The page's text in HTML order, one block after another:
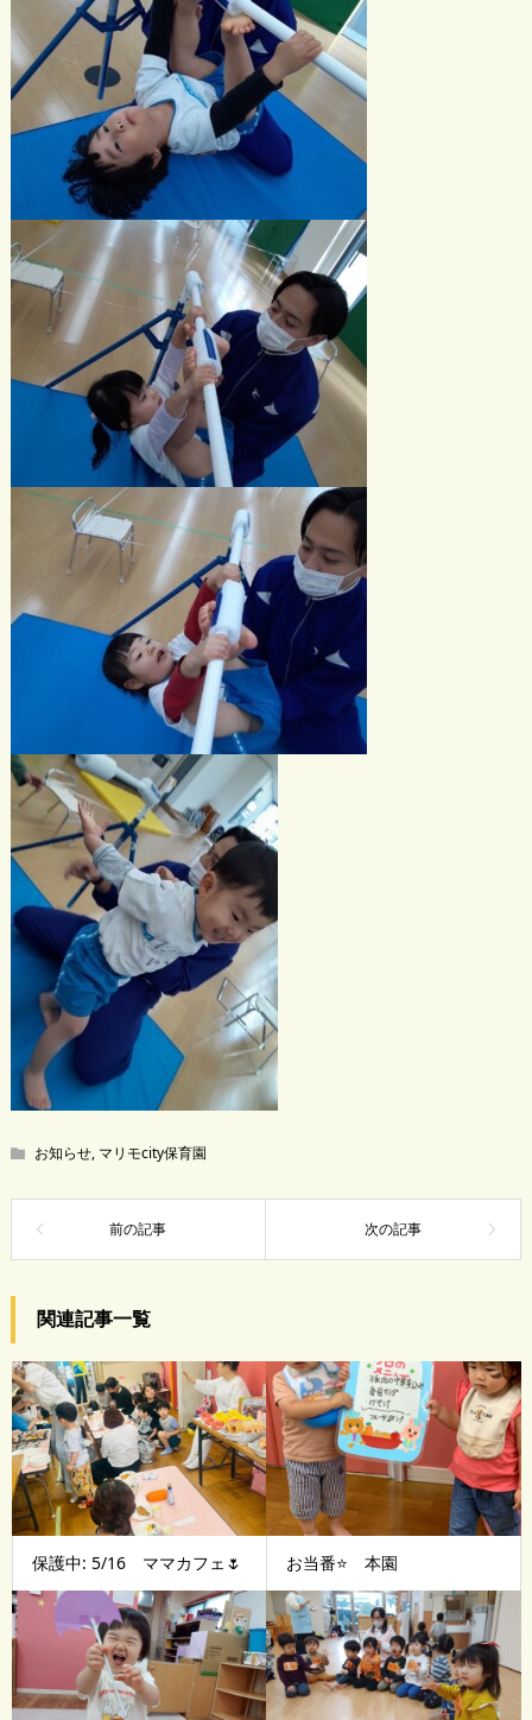
お知らせ, マリモcity保育園
関連記事一覧
保護中: 5/16 ママカフェ🌷 お当番⭐️ 本園